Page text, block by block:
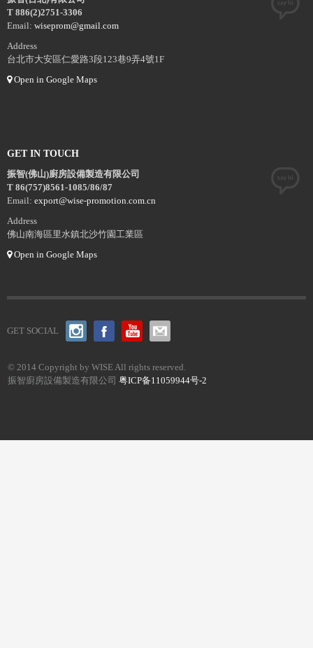
T 886(2)2751-3306
Email: wiseprom@gmail.com
Address
台北市大安區仁愛路3段123巷9弄4號1F
Open in Google Maps
GET IN TOUCH
振智(佛山)廚房設備製造有限公司
T 86(757)8561-1085/86/87
Email: export@wise-promotion.com.cn
Address
佛山南海區里水鎮北沙竹園工業區
Open in Google Maps
GET SOCIAL
© 2014 Copyright by WISE All rights reserved.
振智廚房設備製造有限公司 粤ICP备11059944号-2